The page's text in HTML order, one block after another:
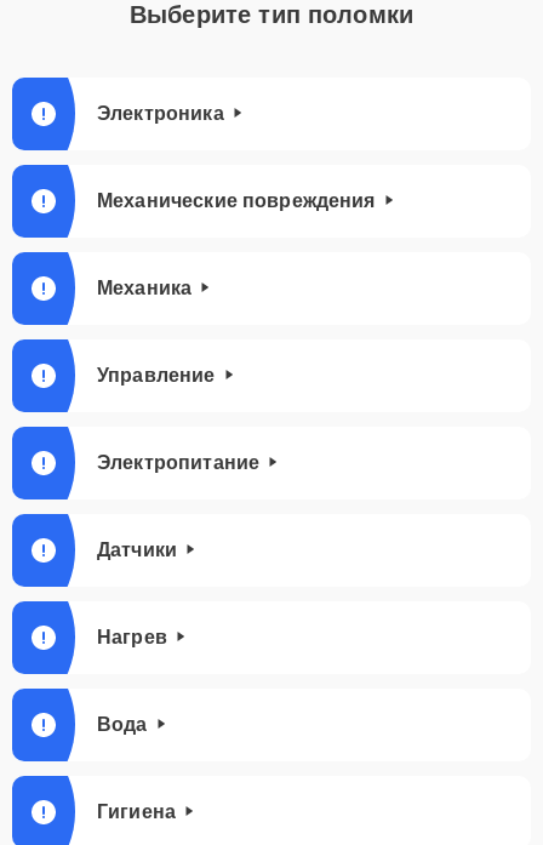
Выберите тип поломки
Электроника
Механические повреждения
Механика
Управление
Электропитание
Датчики
Нагрев
Вода
Гигиена